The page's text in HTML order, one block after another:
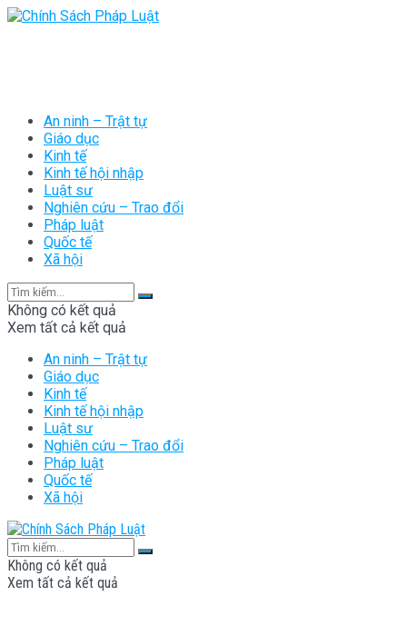
An ninh – Trật tự
Giáo dục
Kinh tế
Kinh tế hội nhập
Luật sư
Nghiên cứu – Trao đổi
Pháp luật
Quốc tế
Xã hội
Không có kết quả
Xem tất cả kết quả
An ninh – Trật tự
Giáo dục
Kinh tế
Kinh tế hội nhập
Luật sư
Nghiên cứu – Trao đổi
Pháp luật
Quốc tế
Xã hội
Không có kết quả
Xem tất cả kết quả